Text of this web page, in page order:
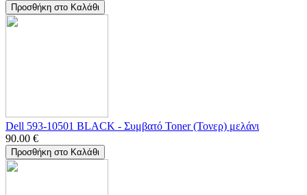
Προσθήκη στο Καλάθι
Dell 593-10501 BLACK - Συμβατό Toner (Τονερ) μελάνι
90.00 €
Προσθήκη στο Καλάθι